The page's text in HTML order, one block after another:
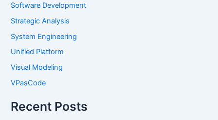
Software Development
Strategic Analysis
System Engineering
Unified Platform
Visual Modeling
VPasCode
Recent Posts